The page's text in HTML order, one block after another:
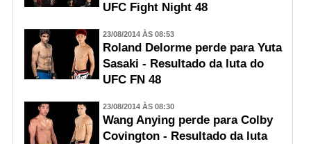
UFC Fight Night 48
23/08/2014 ÀS 08:53
Roland Delorme perde para Yuta
Sasaki - Resultado da luta do
UFC FN 48
23/08/2014 ÀS 08:30
Wang Anying perde para Colby
Covington - Resultado da luta